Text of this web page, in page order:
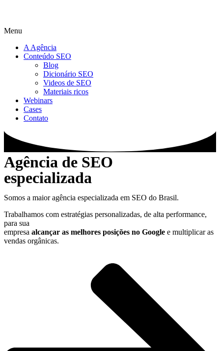
Menu
A Agência
Conteúdo SEO
Blog
Dicionário SEO
Videos de SEO
Materiais ricos
Webinars
Cases
Contato
Agência de SEO
especializada
Somos a maior agência especializada em SEO do Brasil.
Trabalhamos com estratégias personalizadas, de alta performance,
para sua
empresa alcançar as melhores posições no Google e multiplicar as
vendas orgânicas.